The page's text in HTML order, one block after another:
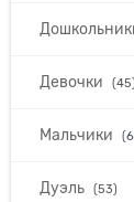
Девочки (45)
Мальчики
Дуэль (53)